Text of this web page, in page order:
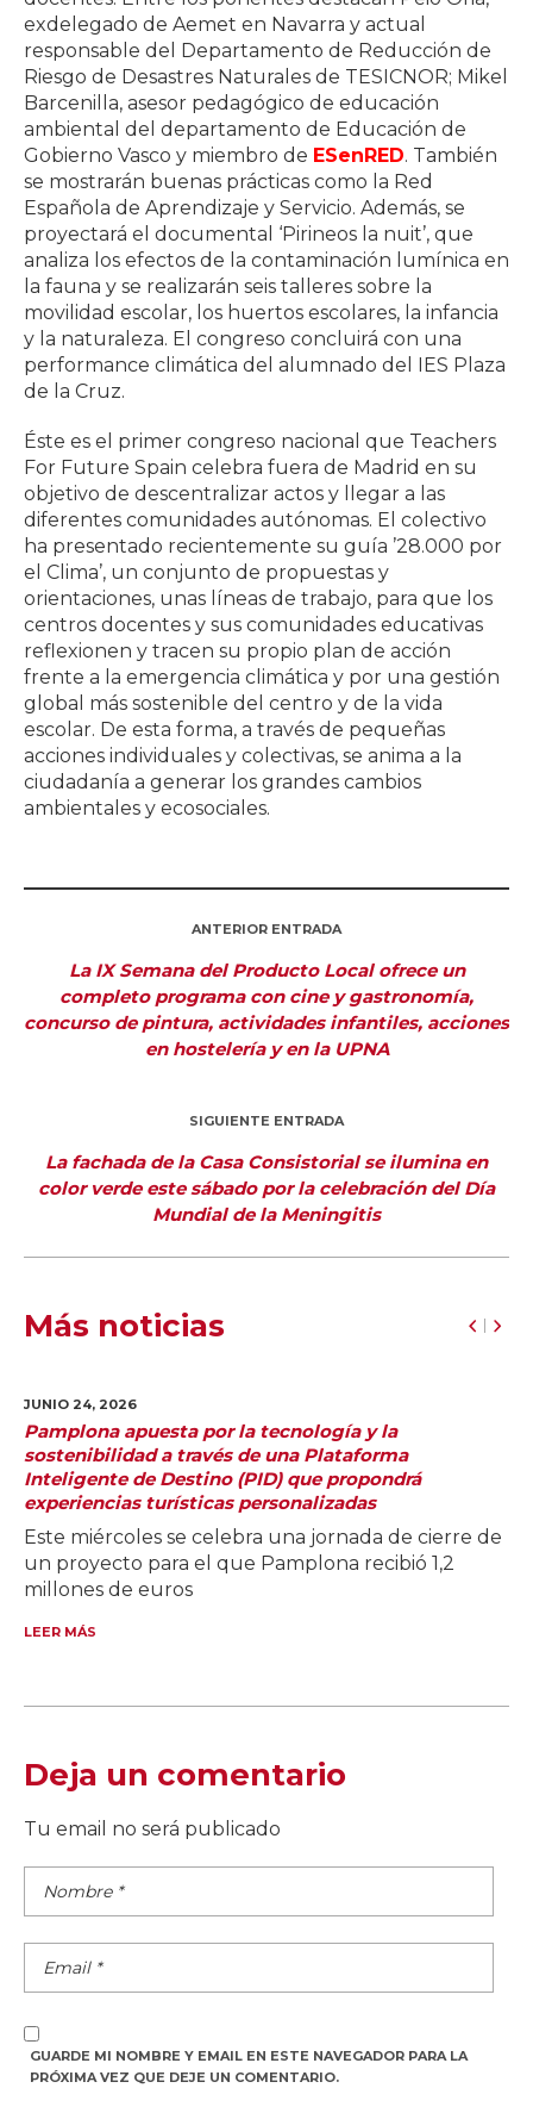
exdelegado de Aemet en Navarra y actual
responsable del Departamento de Reducción de
Riesgo de Desastres Naturales de TESICNOR; Mikel
Barcenilla, asesor pedagógico de educación
ambiental del departamento de Educación de
Gobierno Vasco y miembro de ESenRED. También
se mostrarán buenas prácticas como la Red
Española de Aprendizaje y Servicio. Además, se
proyectará el documental ‘Pirineos la nuit’, que
analiza los efectos de la contaminación lumínica en
la fauna y se realizarán seis talleres sobre la
movilidad escolar, los huertos escolares, la infancia
y la naturaleza. El congreso concluirá con una
performance climática del alumnado del IES Plaza
de la Cruz.
Éste es el primer congreso nacional que Teachers
For Future Spain celebra fuera de Madrid en su
objetivo de descentralizar actos y llegar a las
diferentes comunidades autónomas. El colectivo
ha presentado recientemente su guía ’28.000 por
el Clima’, un conjunto de propuestas y
orientaciones, unas líneas de trabajo, para que los
centros docentes y sus comunidades educativas
reflexionen y tracen su propio plan de acción
frente a la emergencia climática y por una gestión
global más sostenible del centro y de la vida
escolar. De esta forma, a través de pequeñas
acciones individuales y colectivas, se anima a la
ciudadanía a generar los grandes cambios
ambientales y ecosociales.
ANTERIOR ENTRADA
La IX Semana del Producto Local ofrece un
completo programa con cine y gastronomía,
concurso de pintura, actividades infantiles, acciones
en hostelería y en la UPNA
SIGUIENTE ENTRADA
La fachada de la Casa Consistorial se ilumina en
color verde este sábado por la celebración del Día
Mundial de la Meningitis
Más noticias
JUNIO 24, 2026
Pamplona apuesta por la tecnología y la
sostenibilidad a través de una Plataforma
Inteligente de Destino (PID) que propondrá
experiencias turísticas personalizadas
Este miércoles se celebra una jornada de cierre de
un proyecto para el que Pamplona recibió 1,2
millones de euros
LEER MÁS
Deja un comentario
Tu email no será publicado
GUARDE MI NOMBRE Y EMAIL EN ESTE NAVEGADOR PARA LA
PRÓXIMA VEZ QUE DEJE UN COMENTARIO.